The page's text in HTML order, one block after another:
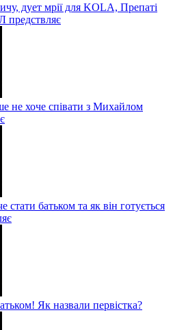
дует мрії для KOLA, Препаті
предствляє
не хоче співати з Михайлом
батьком та як він готується
Як назвали первістка?